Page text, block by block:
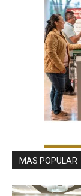
MAS POPULAR